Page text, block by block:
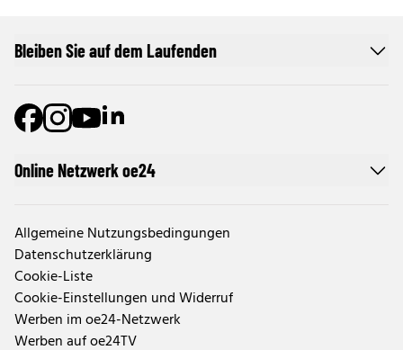
Online Netzwerk oe24
Allgemeine Nutzungsbedingungen
Datenschutzerklärung
Cookie-Liste
Cookie-Einstellungen und Widerruf
Werben im oe24-Netzwerk
Werben auf oe24TV
Bleiben Sie auf dem Laufenden